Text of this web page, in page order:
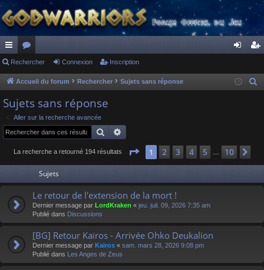
ac
co
ur
ci
s
or
u
s
ne cri
Rechercher Connexion Inscription
Accueil du forum Rechercher Sujets sans réponse
e
Sujets sans réponse
Aller sur la recherche avancée
Rechercher
La recherche a retourné 194 résultats Page 1sur 10
1 2 3 4 5 10
Sujets
Le retour de l'extension de la mort !
Dernier message par LordKraken « jeu. juil. 09, 2026 7:35 am
Publié dans Discussions
[BG] Retour Kaïros - Arrivée Ohko Deukalion
Dernier message par Kaïros « sam. mars 28, 2026 9:08 pm
Publié dans Les Anges de Zeus